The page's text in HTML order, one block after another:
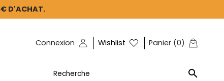
D'ACHAT.
Connexion Wishlist Panier (0)
